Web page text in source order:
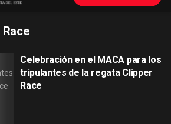
Celebración en el MACA para los
tripulantes de la regata Clipper
Race